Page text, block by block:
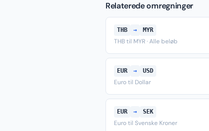
Relaterede omregninger
THB → MYR
THB til MYR · Alle beløb
EUR → USD
Euro til Dollar
EUR → SEK
Euro til Svenske Kroner